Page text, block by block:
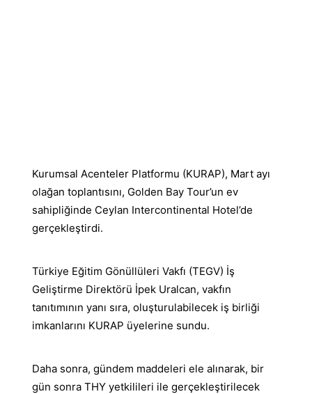
Kurumsal Acenteler Platformu (KURAP), Mart ayı
olağan toplantısını, Golden Bay Tour’un ev
sahipliğinde Ceylan Intercontinental Hotel’de
gerçekleştirdi.
Türkiye Eğitim Gönüllüleri Vakfı (TEGV) İş
Geliştirme Direktörü İpek Uralcan, vakfın
tanıtımının yanı sıra, oluşturulabilecek iş birliği
imkanlarını KURAP üyelerine sundu.
Daha sonra, gündem maddeleri ele alınarak, bir
gün sonra THY yetkilileri ile gerçekleştirilecek